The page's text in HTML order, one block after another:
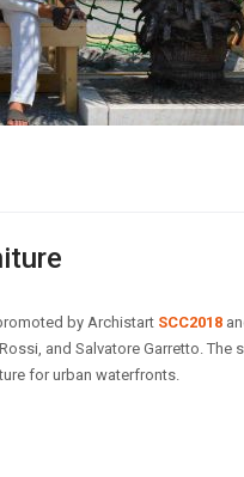
by Archistart SCC2018
and Salvatore Garretto.The
for urban waterfronts.